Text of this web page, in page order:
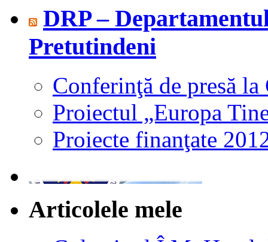
DRP –
Pretutindeni
Conferinţă de presă la
Proiectul „Europa
Proiecte finanţate
Articolele mele